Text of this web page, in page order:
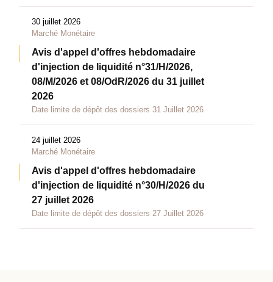
30 juillet 2026
Marché Monétaire
Avis d'appel d'offres hebdomadaire
d'injection de liquidité n°31/H/2026,
08/M/2026 et 08/OdR/2026 du 31 juillet
2026
Date limite de dépôt des dossiers 31 Juillet 2026
24 juillet 2026
Marché Monétaire
Avis d'appel d'offres hebdomadaire
d'injection de liquidité n°30/H/2026 du
27 juillet 2026
Date limite de dépôt des dossiers 27 Juillet 2026